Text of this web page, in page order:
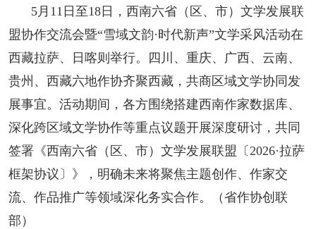
5月11日至18日，西南六省（区、市）文学发展联
盟协作交流会暨“雪域文韵·时代新声”文学采风活动在
西藏拉萨、日喀则举行。四川、重庆、广西、云南、
贵州、西藏六地作协齐聚西藏，共商区域文学协同发
展事宜。活动期间，各方围绕搭建西南作家数据库、
深化跨区域文学协作等重点议题开展深度研讨，共同
签署《西南六省（区、市）文学发展联盟〔2026·拉萨
框架协议〕》，明确未来将聚焦主题创作、作家交
流、作品推广等领域深化务实合作。（省作协创联
部）